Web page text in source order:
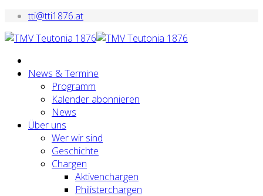
tti@tti1876.at
News & Termine
Programm
Kalender abonnieren
News
Über uns
Wer wir sind
Geschichte
Chargen
Aktivenchargen
Philisterchargen